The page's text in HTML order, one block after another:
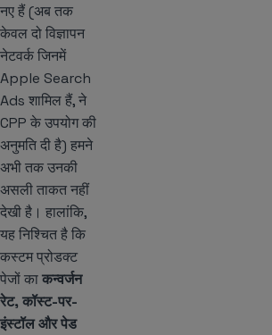
नए हैं (अब तक
केवल दो विज्ञापन
नेटवर्क जिनमें
Apple Search
Ads शामिल हैं, ने
CPP के उपयोग की
अनुमति दी है) हमने
अभी तक उनकी
असली ताकत नहीं
देखी है। हालांकि,
यह निश्चित है कि
कस्टम प्रोडक्ट
पेजों काकन्वर्जन
रेट, कॉस्ट-पर-
इंस्टॉल और पेड